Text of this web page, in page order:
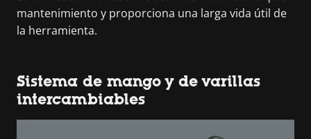
mantenimiento y proporciona una larga vida útil de
la herramienta.
Sistema de mango y de varillas
intercambiables